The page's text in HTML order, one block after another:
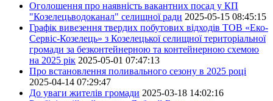
Оголошення про наявність вакантних посад у КП
"Козелецьводоканал" селищної ради 2025-05-15 08:45:15
Графік вивезення твердих побутових відходів ТОВ «Еко-
Сервіс-Козелець» з Козелецької селищної територіальної
громади за безконтейнерною та контейнерною схемою
на 2025 рік 2025-05-01 07:47:13
Про встановлення поливального сезону в 2025 році
2025-04-14 07:29:47
До уваги жителів громади 2025-03-18 14:02:16